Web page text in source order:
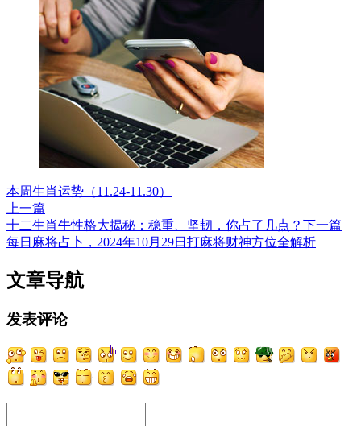
本周生肖运势（11.24-11.30）
上一篇
十二生肖牛性格大揭秘：稳重、坚韧，你占了几点？ 下一篇
每日麻将占卜，2024年10月29日打麻将财神方位全解析
文章导航
发表评论